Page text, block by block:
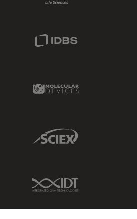
Molecular Devices Link
Sciex Link
IDT Link